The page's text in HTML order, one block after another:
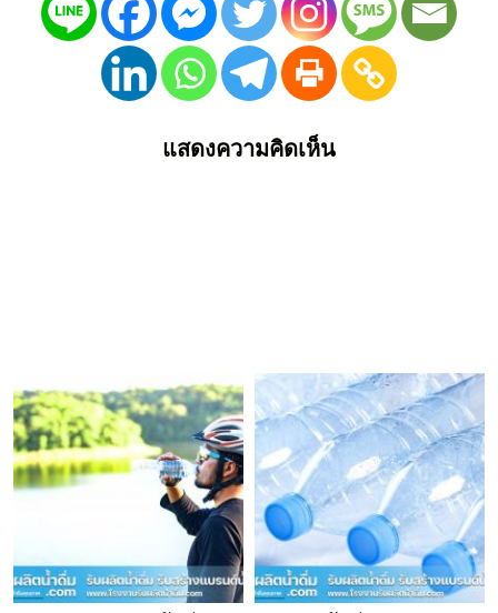
แสดงความคิดเห็น